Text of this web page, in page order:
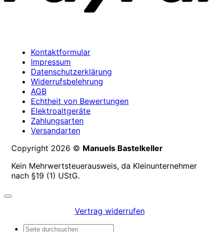
Kontaktformular
Impressum
Datenschutzerklärung
Widerrufsbelehrung
AGB
Echtheit von Bewertungen
Elektroaltgeräte
Zahlungsarten
Versandarten
Copyright 2026 © Manuels Bastelkeller
Kein Mehrwertsteuerausweis, da Kleinunternehmer
nach §19 (1) UStG.
Vertrag widerrufen
Suchen